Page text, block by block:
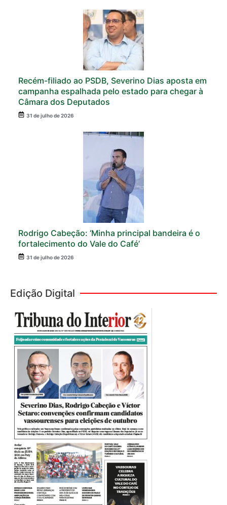
Recém-filiado ao PSDB, Severino Dias aposta em
campanha espalhada pelo estado para chegar à
Câmara dos Deputados
31 de julho de 2026
Rodrigo Cabeção: ‘Minha principal bandeira é o
fortalecimento do Vale do Café’
31 de julho de 2026
Edição Digital